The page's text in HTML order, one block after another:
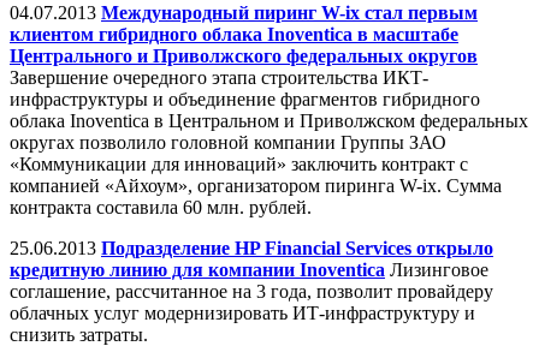
04.07.2013 Международный пиринг W-ix стал первым
клиентом гибридного облака Inoventica в масштабе
Центрального и Приволжского федеральных округов
Завершение очередного этапа строительства ИКТ-
инфраструктуры и объединение фрагментов гибридного
облака Inoventica в Центральном и Приволжском федеральных
округах позволило головной компании Группы ЗАО
«Коммуникации для инноваций» заключить контракт с
компанией «Айхоум», организатором пиринга W-ix. Сумма
контракта составила 60 млн. рублей.
25.06.2013 Подразделение HP Financial Services открыло
кредитную линию для компании Inoventica Лизинговое
соглашение, рассчитанное на 3 года, позволит провайдеру
облачных услуг модернизировать ИТ-инфраструктуру и
снизить затраты.